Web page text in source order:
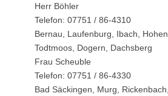
Herr Böhler
Telefon: 07751 / 86-4310
Bernau, Laufenburg, Ibach,
Todtmoos, Dogern, Dachsberg
Frau Scheuble
Telefon: 07751 / 86-4330
Bad Säckingen, Murg,